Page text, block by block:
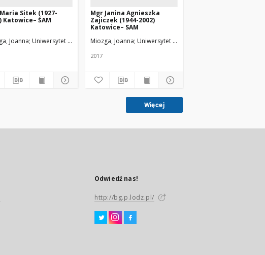
Sitek (1927-
Katowice– ŚAM
Joanna Uniwersytet Medyczny w Łodzi
Mgr Janina Agnieszka
Zajiczek (1944-2002)
Katowice– SAM
Miozga, Joanna Uniwersytet Medyczny w Łodzi
2017
Więcej
Odwiedź nas!
http://bg.p.lodz.pl/